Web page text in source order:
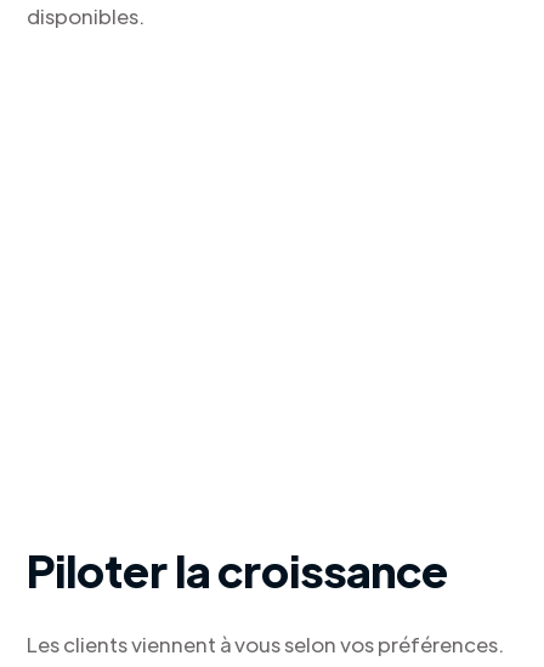
disponibles.
Piloter la croissance
Les clients viennent à vous selon vos préférences.